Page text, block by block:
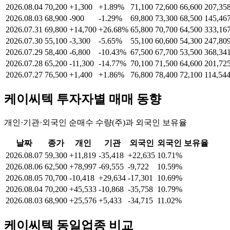
2026.08.04 70,200 +1,300 +1.89% 71,100 72,600 66,600
2026.08.03 68,900 -900 -1.29% 69,800 73,300 68,500
2026.07.31 69,800 +14,700 +26.68% 65,800 70,700 64,500
2026.07.30 55,100 -3,300 -5.65% 55,100 60,600 54,300
2026.07.29 58,400 -6,800 -10.43% 67,500 67,700 53,500 368,341
2026.07.28 65,200 -11,300 -14.77% 70,100 71,500 64,600
2026.07.27 76,500 +1,400 +1.86% 76,800 78,400 72,100 114,544
케이씨텍 투자자별 매매 동향
개인·기관·외국인 순매수 수량(주)과 외국인 보유율
날짜 종가 개인 기관 외국인 외국인 보유율
2026.08.07 59,300 +11,819 -35,418 +22,635 10.71%
2026.08.06 62,500 +78,997 -69,555 -9,722
10.59%
2026.08.05 70,700 -10,418 +29,634 -17,301
10.69%
2026.08.04 70,200 +45,533 -10,868 -35,758 10.79%
2026.08.03 68,900 +25,576 +5,433 -34,715 11.02%
케이씨텍 동일업종 비교